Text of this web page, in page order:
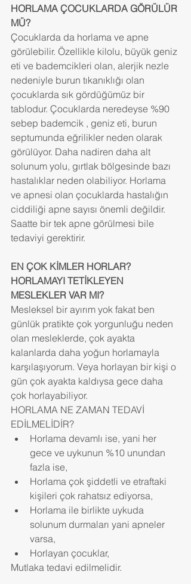
HORLAMA ÇOCUKLARDA GÖRÜLÜR
MÜ?
Çocuklarda da horlama ve apne
görülebilir. Özellikle kilolu, büyük geniz
eti ve bademcikleri olan, alerjik nezle
nedeniyle burun tıkanıklığı olan
çocuklarda sık gördüğümüz bir
tablodur. Çocuklarda neredeyse %90
sebep bademcik , geniz eti, burun
septumunda eğrilikler neden olarak
görülüyor. Daha nadiren daha alt
solunum yolu, gırtlak bölgesinde bazı
hastalıklar neden olabiliyor. Horlama
ve apnesi olan çocuklarda hastalığın
ciddiliği apne sayısı önemli değildir.
Saatte bir tek apne görülmesi bile
tedaviyi gerektirir.
EN ÇOK KİMLER HORLAR?
HORLAMAYI TETİKLEYEN
MESLEKLER VAR MI?
Mesleksel bir ayırım yok fakat ben
günlük pratikte çok yorgunluğu neden
olan mesleklerde, çok ayakta
kalanlarda daha yoğun horlamayla
karşılaşıyorum. Veya horlayan bir kişi o
gün çok ayakta kaldıysa gece daha
çok horlayabiliyor.
HORLAMA NE ZAMAN TEDAVİ
EDİLMELİDİR?
Horlama devamlı ise, yani her
gece ve uykunun %10 unundan
fazla ise,
Horlama çok şiddetli ve etraftaki
kişileri çok rahatsız ediyorsa,
Horlama ile birlikte uykuda
solunum durmaları yani apneler
varsa,
Horlayan çocuklar,
Mutlaka tedavi edilmelidir.